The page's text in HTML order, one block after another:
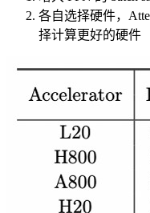
各自选择硬件，
择计算更好的硬件